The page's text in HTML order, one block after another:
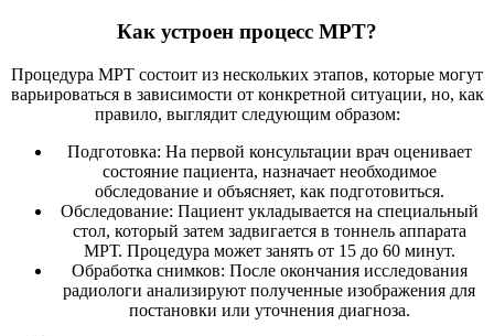
Как устроен процесс МРТ?
Процедура МРТ состоит из нескольких этапов, которые могут
варьироваться в зависимости от конкретной ситуации, но, как
правило, выглядит следующим образом:
Подготовка: На первой консультации врач оценивает
состояние пациента, назначает необходимое
обследование и объясняет, как подготовиться.
Обследование: Пациент укладывается на специальный
стол, который затем задвигается в тоннель аппарата
МРТ. Процедура может занять от 15 до 60 минут.
Обработка снимков: После окончания исследования
радиологи анализируют полученные изображения для
постановки или уточнения диагноза.